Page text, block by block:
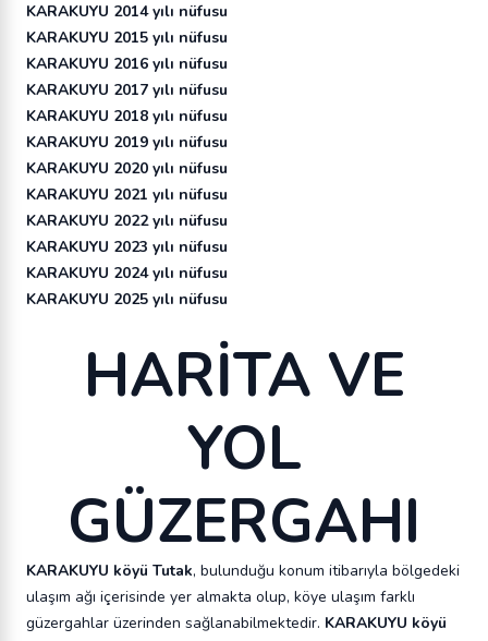
KARAKUYU 2014 yılı nüfusu
KARAKUYU 2015 yılı nüfusu
KARAKUYU 2016 yılı nüfusu
KARAKUYU 2017 yılı nüfusu
KARAKUYU 2018 yılı nüfusu
KARAKUYU 2019 yılı nüfusu
KARAKUYU 2020 yılı nüfusu
KARAKUYU 2021 yılı nüfusu
KARAKUYU 2022 yılı nüfusu
KARAKUYU 2023 yılı nüfusu
KARAKUYU 2024 yılı nüfusu
KARAKUYU 2025 yılı nüfusu
HARİTA VE
YOL
GÜZERGAHI
KARAKUYU köyü Tutak, bulunduğu konum itibarıyla bölgedeki
ulaşım ağı içerisinde yer almakta olup, köye ulaşım farklı
güzergahlar üzerinden sağlanabilmektedir. KARAKUYU köyü